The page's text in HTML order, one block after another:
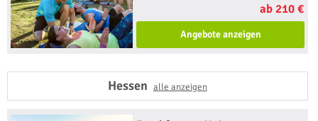
ab 210 €
Angebote anzeigen
Hessen alle anzeigen